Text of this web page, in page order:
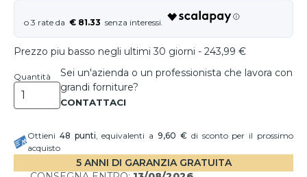
€ 81.33
Prezzo piu basso negli ultimi 30 giorni - 243,99 €
Quantità
Sei un'azienda o un professionista che lavora con
grandi forniture?
Ottieni 48 punti, equivalenti a9,60 €di sconto per il prossimo
acquisto
5 ANNI DI GARANZIA GRATUITA